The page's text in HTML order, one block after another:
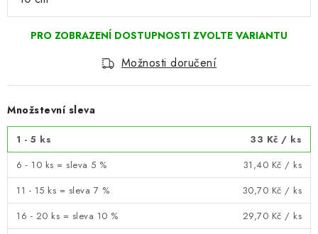
Možnosti doručení
Množstevní sleva
1 - 5 ks 33 Kč / ks
6 - 10 ks = sleva 5 %
31,40 Kč / ks
11 - 15 ks = sleva 7 %
30,70 Kč / ks
16 - 20 ks = sleva 10 %
29,70 Kč / ks